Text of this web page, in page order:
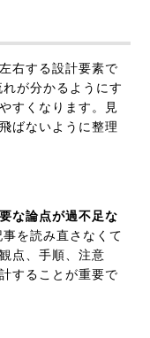
右する設計要素で
が分かるようにす
すくなります。見
ばないように整理
な論点が過不足な
を読み直さなくて
点、手順、注意
することが重要で